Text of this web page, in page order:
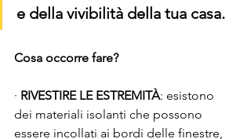
e della vivibilità della tua casa.
Cosa occorre fare?
· RIVESTIRE LE ESTREMITÀ: esistono
dei materiali isolanti che possono
essere incollati ai bordi delle finestre,